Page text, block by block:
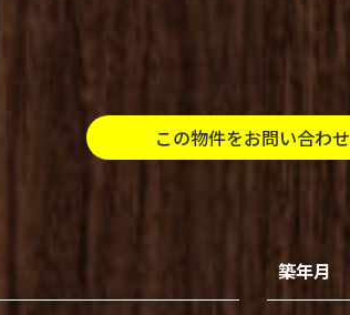
この物件をお問い合わせ
築年月